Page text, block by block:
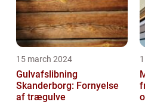
15 march 2024
Gulvafslibning
Skanderborg: Fornyelse
af trægulve